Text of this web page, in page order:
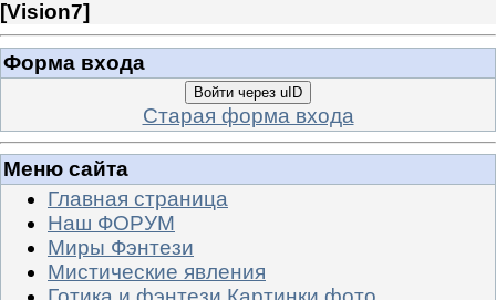
[Vision7]
Форма входа
Войти через uID
Старая форма входа
Меню сайта
Главная страница
Наш ФОРУМ
Миры Фэнтези
Мистические явления